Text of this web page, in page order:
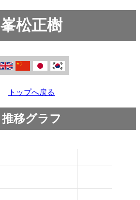
峯松正樹
トップへ戻る
推移グラフ